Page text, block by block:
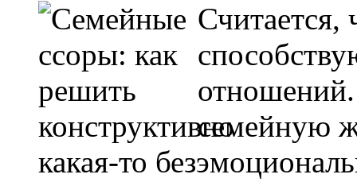
Считается,
отношений.
семейную
какая-то